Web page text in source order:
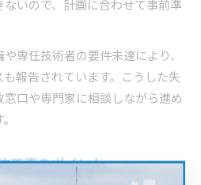
いので、計画に合わせて事前準
専任技術者の要件未達により、
報告されています。こうした失
口や専門家に相談しながら進め
工事のポイント